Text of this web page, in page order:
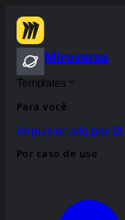
Miroverse
Templates
Para você
Impulsionado por IA
Por caso de uso